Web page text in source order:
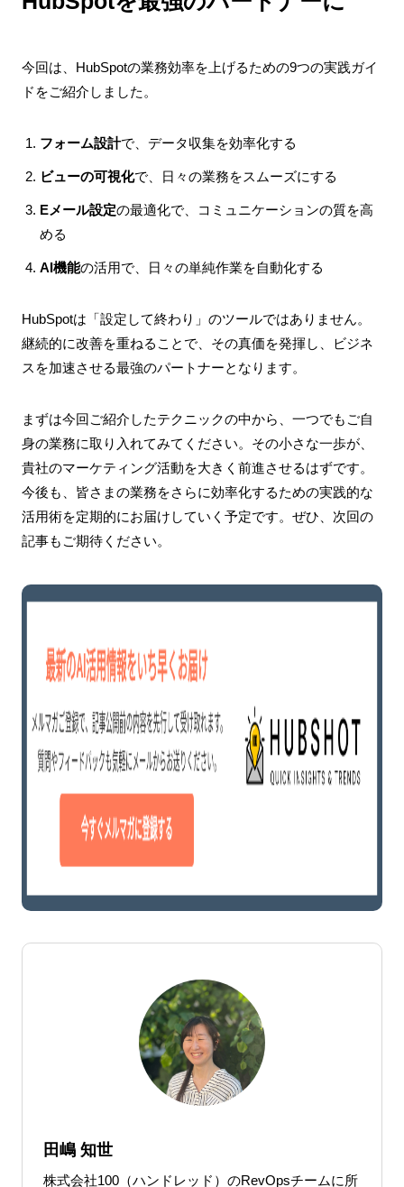
今回は、HubSpotの業務効率を上げるための9つの実践ガイ
ドをご紹介しました。
フォーム設計で、データ収集を効率化する
ビューの可視化で、日々の業務をスムーズにする
Eメール設定の最適化で、コミュニケーションの質を高
める
AI機能の活用で、日々の単純作業を自動化する
HubSpotは「設定して終わり」のツールではありません。
継続的に改善を重ねることで、その真価を発揮し、ビジネ
スを加速させる最強のパートナーとなります。
まずは今回ご紹介したテクニックの中から、一つでもご自
身の業務に取り入れてみてください。その小さな一歩が、
貴社のマーケティング活動を大きく前進させるはずです。
今後も、皆さまの業務をさらに効率化するための実践的な
活用術を定期的にお届けしていく予定です。ぜひ、次回の
記事もご期待ください。
田嶋 知世
株式会社100（ハンドレッド）のRevOpsチームに所